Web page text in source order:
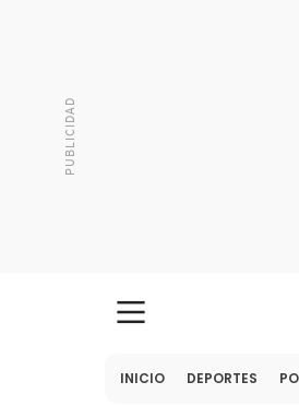
INICIO DEPORTES